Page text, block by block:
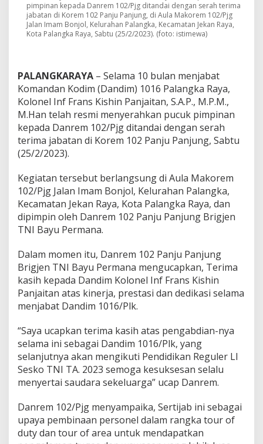
m
1
0
1
l
k
P
a
d
a
D
r
m
1
0
2
j
g
pimpinan kepada Danrem 102/Pjg ditandai dengan serah terima
jabatan di Korem 102 Panju Panjung, di Aula Makorem 102/Pjg
Jalan Imam Bonjol, Kelurahan Palangka, Kecamatan Jekan Raya,
Kota Palangka Raya, Sabtu (25/2/2023). (foto: istimewa)
PALANGKARAYA – Selama 10 bulan menjabat
Komandan Kodim (Dandim) 1016 Palangka Raya,
Kolonel Inf Frans Kishin Panjaitan, S.A.P., M.P.M.,
M.Han telah resmi menyerahkan pucuk pimpinan
kepada Danrem 102/Pjg ditandai dengan serah
terima jabatan di Korem 102 Panju Panjung, Sabtu
(25/2/2023).
Kegiatan tersebut berlangsung di Aula Makorem
102/Pjg Jalan Imam Bonjol, Kelurahan Palangka,
Kecamatan Jekan Raya, Kota Palangka Raya, dan
dipimpin oleh Danrem 102 Panju Panjung Brigjen
TNI Bayu Permana.
Dalam momen itu, Danrem 102 Panju Panjung
Brigjen TNI Bayu Permana mengucapkan, Terima
kasih kepada Dandim Kolonel Inf Frans Kishin
Panjaitan atas kinerja, prestasi dan dedikasi selama
menjabat Dandim 1016/Plk.
“Saya ucapkan terima kasih atas pengabdian-nya
selama ini sebagai Dandim 1016/Plk, yang
selanjutnya akan mengikuti Pendidikan Reguler LI
Sesko TNI TA. 2023 semoga kesuksesan selalu
menyertai saudara sekeluarga” ucap Danrem.
Danrem 102/Pjg menyampaika, Sertijab ini sebagai
upaya pembinaan personel dalam rangka tour of
duty dan tour of area untuk mendapatkan